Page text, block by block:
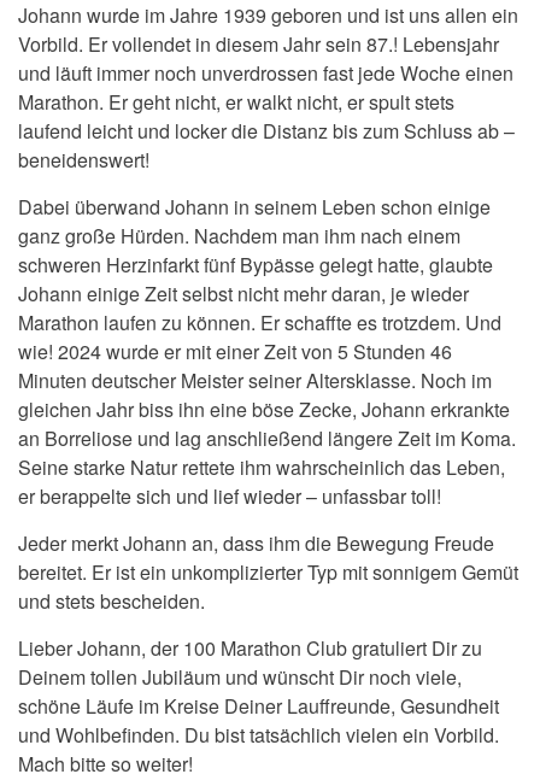
Johann wurde im Jahre 1939 geboren und ist uns allen ein
Vorbild. Er vollendet in diesem Jahr sein 87.! Lebensjahr
und läuft immer noch unverdrossen fast jede Woche einen
Marathon. Er geht nicht, er walkt nicht, er spult stets
laufend leicht und locker die Distanz bis zum Schluss ab –
beneidenswert!
Dabei überwand Johann in seinem Leben schon einige
ganz große Hürden. Nachdem man ihm nach einem
schweren Herzinfarkt fünf Bypässe gelegt hatte, glaubte
Johann einige Zeit selbst nicht mehr daran, je wieder
Marathon laufen zu können. Er schaffte es trotzdem. Und
wie! 2024 wurde er mit einer Zeit von 5 Stunden 46
Minuten deutscher Meister seiner Altersklasse. Noch im
gleichen Jahr biss ihn eine böse Zecke, Johann erkrankte
an Borreliose und lag anschließend längere Zeit im Koma.
Seine starke Natur rettete ihm wahrscheinlich das Leben,
er berappelte sich und lief wieder – unfassbar toll!
Jeder merkt Johann an, dass ihm die Bewegung Freude
bereitet. Er ist ein unkomplizierter Typ mit sonnigem Gemüt
und stets bescheiden.
Lieber Johann, der 100 Marathon Club gratuliert Dir zu
Deinem tollen Jubiläum und wünscht Dir noch viele,
schöne Läufe im Kreise Deiner Lauffreunde, Gesundheit
und Wohlbefinden. Du bist tatsächlich vielen ein Vorbild.
Mach bitte so weiter!